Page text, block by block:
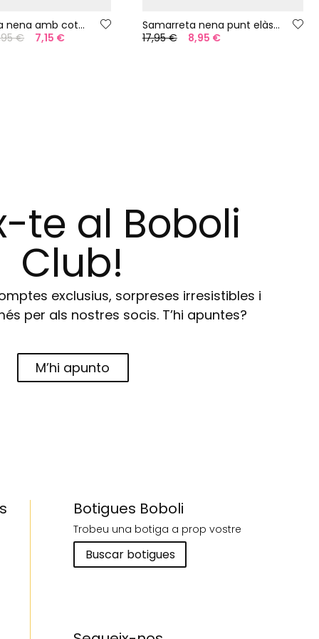
Samarreta nena amb cotó blanc
€
7,15 €
Samarreta nena punt elàstic verd
17,95 €
8,95 €
te al Boboli
Club!
exclusius, sorpreses irresistibles i
per als nostres socis. T’hi apuntes?
M’hi apunto
Botigues Boboli
Trobeu una botiga a prop vostre
Buscar botigues